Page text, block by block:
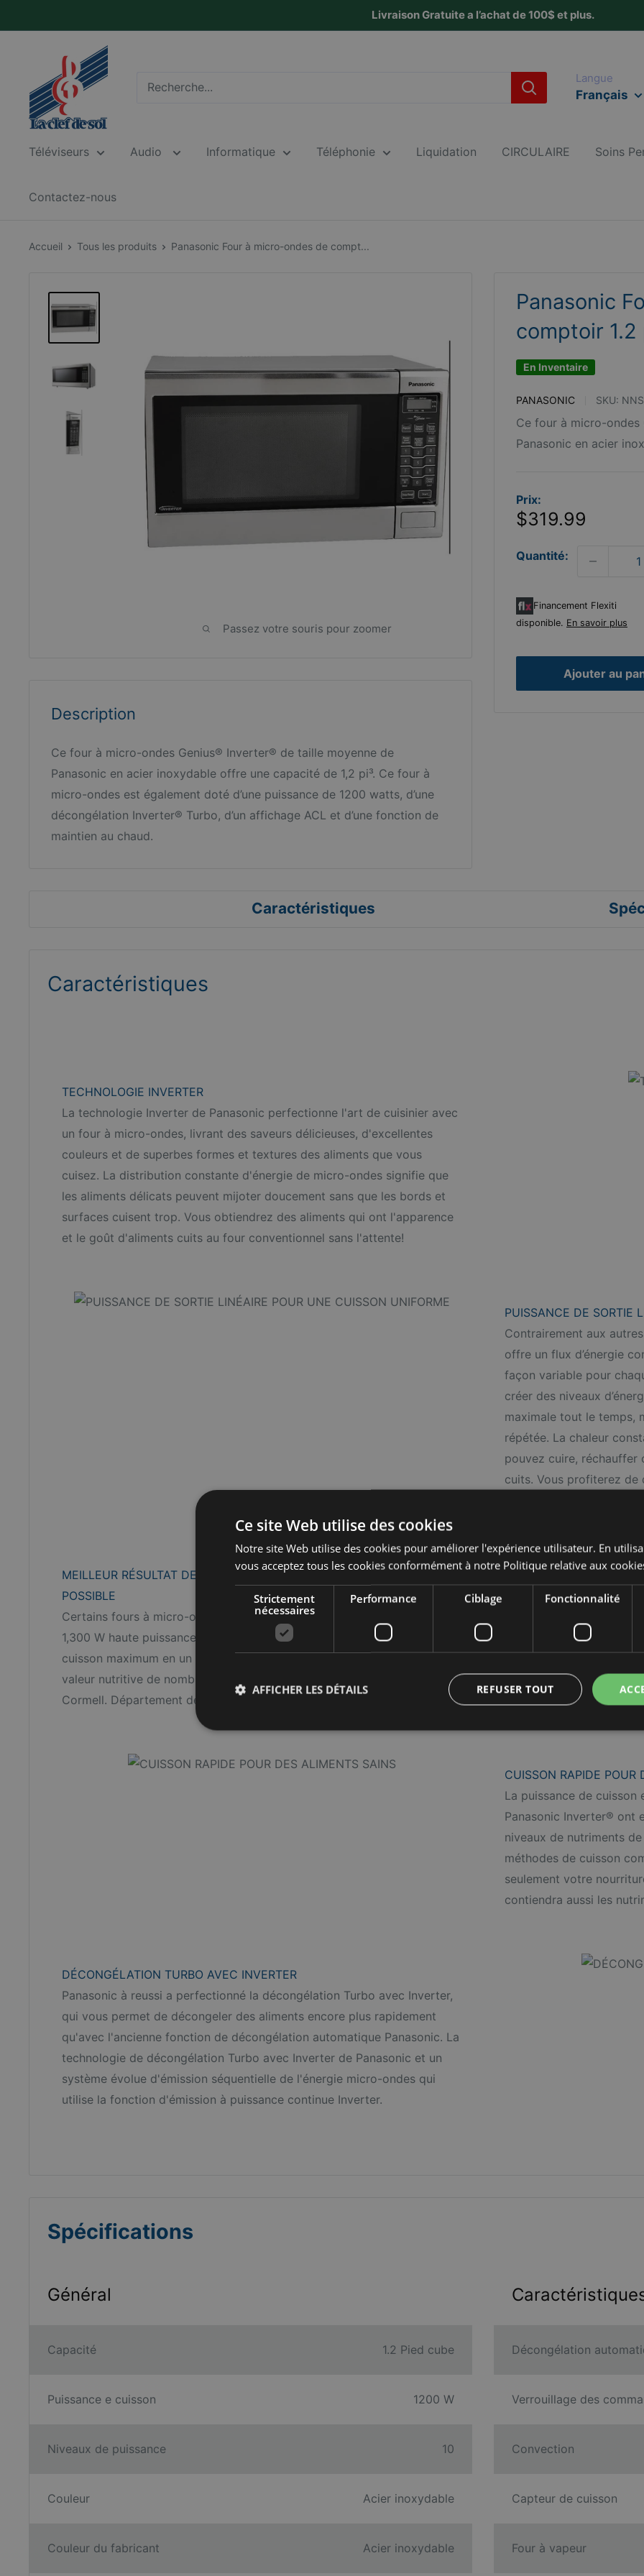
au
Livraison Gratuite a l’achat de 100$ et plus.
de
Sol
Langue
Français
Téléviseurs Audio Informatique Téléphonie Liquidation CIRCULAIRE Soins
Contactez-nous
Accueil Tous les produits Panasonic Four à micro-ondes de compt...
Passez votre souris pour zoomer
Panasonic
comptoir
En Inventaire
PANASONIC SKU:
Ce four à micro-
Panasonic en acier
Prix:
Prix
$319.99
Quantité:
Financement Flexiti
disponible. En savoir plus
Ajouter au
Description
Ce four à micro-ondes Genius® Inverter® de taille moyenne de
Panasonic en acier inoxydable offre une capacité de 1,2 pi³. Ce four à
micro-ondes est également doté d’une puissance de 1200 watts, d’une
décongélation Inverter® Turbo, d’un affichage ACL et d’une fonction de
maintien au chaud.
Caractéristiques
Caractéristiques
TECHNOLOGIE INVERTER
La technologie Inverter de Panasonic perfectionne l'art de cuisinier avec
un four à micro-ondes, livrant des saveurs délicieuses, d'excellentes
couleurs et de superbes formes et textures des aliments que vous
cuisez. La distribution constante d'énergie de micro-ondes signifie que
les aliments délicats peuvent mijoter doucement sans que les bords et
surfaces cuisent trop. Vous obtiendrez des aliments qui ont l'apparence
et le goût d'aliments cuits au four conventionnel sans l'attente!
PUISSANCE DE SORTIE
Contrairement aux
offre un flux d’énergie
façon variable pour
créer des niveaux
maximale tout le temps,
répétée. La chaleur
pouvez cuire, réchauffer
cuits. Vous profiterez de
MEILLEUR RÉSULTAT DE CUISSON POSSIBLES EN LE MOINS DE TEMPS
POSSIBLE
Certains fours à micro-ondes Panasonic disposent de réglages 1,250 W -
1,300 W haute puissance pour vous aider à atteindre des résultats de
cuisson maximum en un minimum de temps, tout en aidant à préserver la
valeur nutritive de nombreux aliments * (* Résultat de l’Université
Cormell. Département de la valeur nutritive de nombreux aliments*)
CUISSON RAPIDE POUR
La puissance de cuisson
Panasonic Inverter® ont
niveaux de nutriments
méthodes de cuisson
seulement votre
contiendra aussi les
DÉCONGÉLATION TURBO AVEC INVERTER
Panasonic à reussi a perfectionné la décongélation Turbo avec Inverter,
qui vous permet de décongeler des aliments encore plus rapidement
qu'avec l'ancienne fonction de décongélation automatique Panasonic. La
technologie de décongélation Turbo avec Inverter de Panasonic et un
système évolue d'émission séquentielle de l'énergie micro-ondes qui
utilise la fonction d'émission à puissance continue Inverter.
Spécifications
Général
Capacité 1.2 Pied cube
Puissance e cuisson 1200 W
Niveaux de puissance 10
Couleur Acier inoxydable
Couleur du fabricant Acier inoxydable
Décongélation
Verrouillage des
Convection
Capteur de cuisson
Four à vapeur
Ce site Web utilise des cookies
Notre site Web utilise des cookies pour améliorer l'expérience utilisateur. En
vous acceptez tous les cookies conformément à notre Politique relative aux
Strictement
nécessaires
Performance Ciblage Fonctionnalité
REFUSER TOUT
AFFICHER LES DÉTAILS